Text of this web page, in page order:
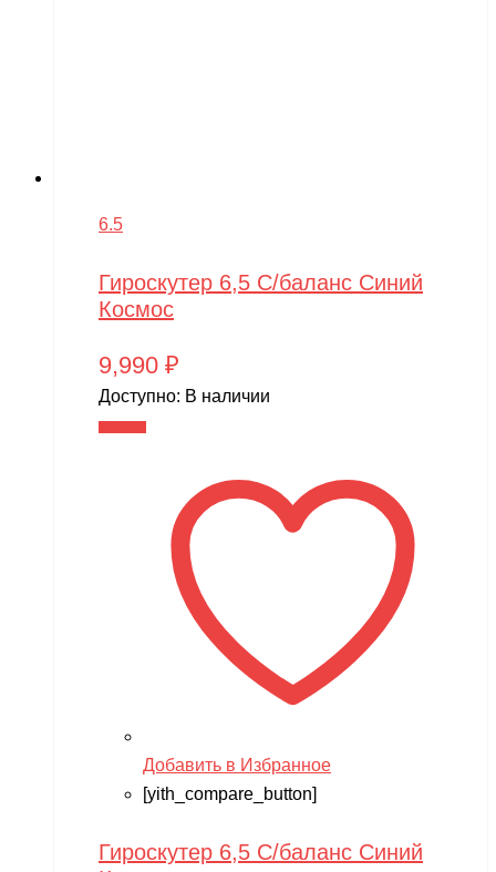
6.5
Гироскутер 6,5 С/баланс Синий
Космос
9,990 ₽
Доступно: В наличии
Добавить в Избранное
[yith_compare_button]
Гироскутер 6,5 С/баланс Синий